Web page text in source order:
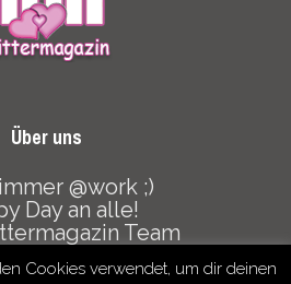
Über uns
@work ;)
Day an alle!
Team
Cookies verwendet, um dir deinen